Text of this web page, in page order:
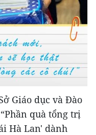
Giáo dục và Đào
quà tổng trị
Hà Lan' dành